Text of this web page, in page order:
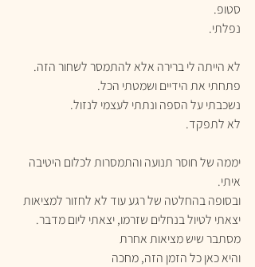
סטופ.
נפלתי.
לא הייתה לי ברירה אלא להתמסר לשחור הזה.
פתחתי את הידיים ושמטתי הכל.
נשכבתי על הספה ונתתי לעצמי לנזול.
לא לתפקד.
יממה של חוסר תנועה והתמסרות לכלום היטיבה
איתי.
ובסופה בהחלטה של רגע עוד לא לחזור למציאות
יצאתי לטיול בנחלים שזרמו, יצאתי ליום מדבר.
מסתבר שיש מציאות אחרת
והיא כאן כל הזמן הזה, מחכה